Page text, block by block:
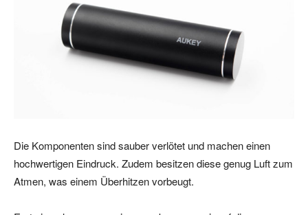
Die Komponenten sind sauber verlötet und machen einen
hochwertigen Eindruck. Zudem besitzen diese genug Luft zum
Atmen, was einem Überhitzen vorbeugt.